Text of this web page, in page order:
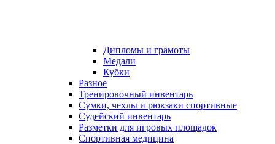
Дипломы и грамоты
Медали
Кубки
Разное
Тренировочный инвентарь
Сумки, чехлы и рюкзаки спортивные
Судейский инвентарь
Разметки для игровых площадок
Спортивная медицина